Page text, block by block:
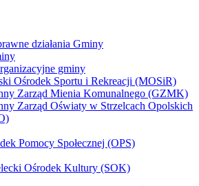
działania Gminy
gminy
Ośrodek Sportu i Rekreacji (MOSiR)
Zarząd Mienia Komunalnego (GZMK)
Zarząd Oświaty w Strzelcach Opolskich
Pomocy Społecznej (OPS)
Ośrodek Kultury (SOK)